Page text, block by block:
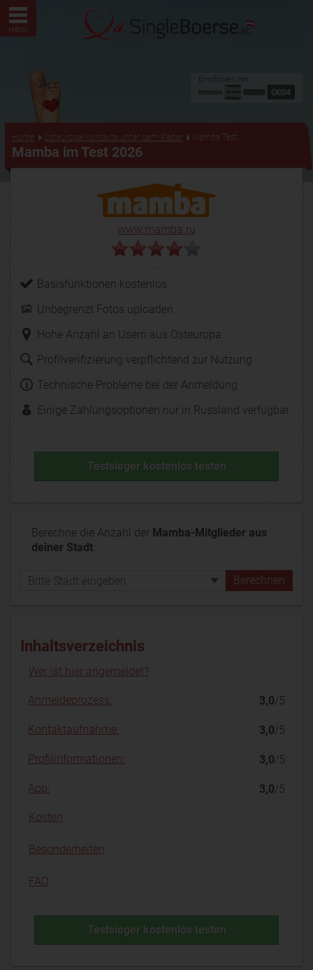
MENÜ
Empfohlen von:
Home Osteuropa Kontakte unter dem Radar Mamba Test
Mamba im Test 2026
www.mamba.ru
Basisfunktionen kostenlos
Unbegrenzt Fotos uploaden
Hohe Anzahl an Usern aus Osteuropa
Profilverifizierung verpflichtend zur Nutzung
Technische Probleme bei der Anmeldung
Einige Zahlungsoptionen nur in Russland verfügbar
Testsieger kostenlos testen
Berechne die Anzahl der Mamba-Mitglieder aus
deiner Stadt:
Inhaltsverzeichnis
Wer ist hier angemeldet?
Anmeldeprozess: 3,0/5
Kontaktaufnahme: 3,0/5
Profilinformationen: 3,0/5
App: 3,0/5
Kosten
Besonderheiten
FAQ
Testsieger kostenlos testen